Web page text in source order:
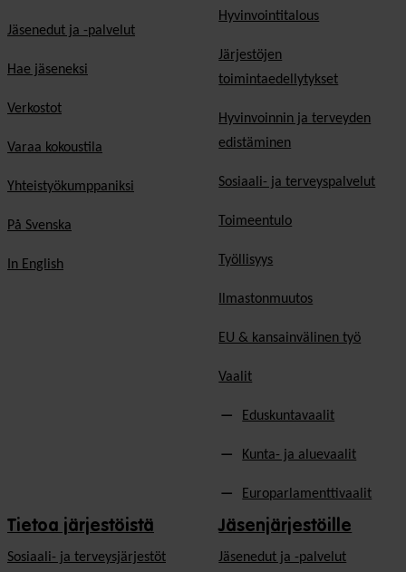
Jäsenedut ja -palvelut
Hae jäseneksi
Verkostot
Varaa kokoustila
Yhteistyökumppaniksi
På Svenska
In English
Hyvinvointitalous
Järjestöjen
toimintaedellytykset
Hyvinvoinnin ja terveyden
edistäminen
Sosiaali- ja terveyspalvelut
Toimeentulo
Työllisyys
Ilmastonmuutos
EU & kansainvälinen työ
Vaalit
Eduskuntavaalit
Kunta- ja aluevaalit
Europarlamenttivaalit
Tietoa järjestöistä
Sosiaali- ja terveysjärjestöt
Jäsenjärjestöille
Jäsen­edut ja -palvelut